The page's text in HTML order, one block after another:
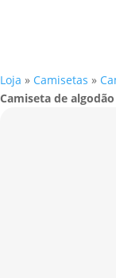
Loja » Camisetas »
Camiseta de